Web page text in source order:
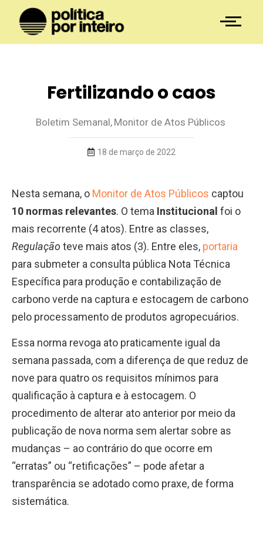
Fertilizando o caos
Boletim Semanal, Monitor de Atos Públicos
18 de março de 2022
Nesta semana, o Monitor de Atos Públicos captou
10 normas relevantes. O tema Institucional foi o
mais recorrente (4 atos). Entre as classes,
Regulação teve mais atos (3). Entre eles, portaria
para submeter a consulta pública Nota Técnica
Específica para produção e contabilização de
carbono verde na captura e estocagem de carbono
pelo processamento de produtos agropecuários.
Essa norma revoga ato praticamente igual da
semana passada, com a diferença de que reduz de
nove para quatro os requisitos mínimos para
qualificação à captura e à estocagem. O
procedimento de alterar ato anterior por meio da
publicação de nova norma sem alertar sobre as
mudanças – ao contrário do que ocorre em
“erratas” ou “retificações” – pode afetar a
transparência se adotado como praxe, de forma
sistemática.